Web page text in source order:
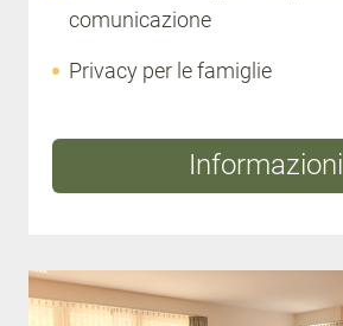
comunicazione
Privacy per le famiglie
Informazioni